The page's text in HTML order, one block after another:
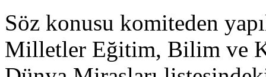
Söz konusu komiteden
Milletler Eğitim, Bilim ve